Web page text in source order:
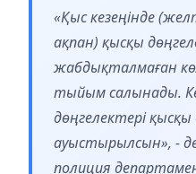
«Қыс кезеңінде
ақпан) қысқы
жабдықталмаған
тыйым салынады.
дөңгелектері
ауыстырылсын», -
полиция